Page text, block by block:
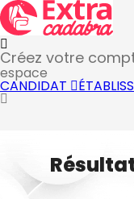
Créez votre
espace
CANDIDAT